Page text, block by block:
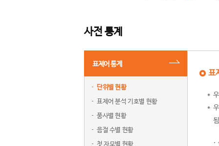
사전 통계
표제어 통계
단위별 현황
표제어 분석 기호별 현황
품사별 현황
음절 수별 현황
첫 자모별 현황
표